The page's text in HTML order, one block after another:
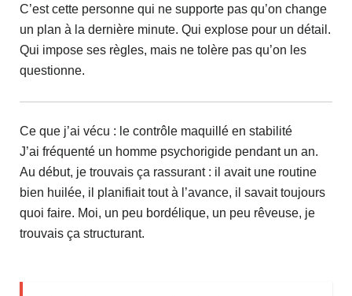
C’est cette personne qui ne supporte pas qu’on change
un plan à la dernière minute. Qui explose pour un détail.
Qui impose ses règles, mais ne tolère pas qu’on les
questionne.
Ce que j’ai vécu : le contrôle maquillé en stabilité
J’ai fréquenté un homme psychorigide pendant un an.
Au début, je trouvais ça rassurant : il avait une routine
bien huilée, il planifiait tout à l’avance, il savait toujours
quoi faire. Moi, un peu bordélique, un peu rêveuse, je
trouvais ça structurant.